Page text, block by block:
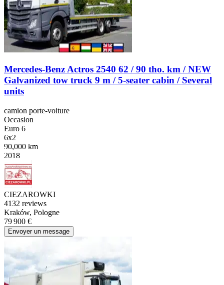
Mercedes-Benz Actros 2540 62 / 90 tho. km / NEW
Galvanized tow truck 9 m / 5-seater cabin / Several
units
camion porte-voiture
Occasion
Euro 6
6x2
90,000 km
2018
CIEZAROWKI
4132 reviews
Kraków, Pologne
79 900 €
Envoyer un message